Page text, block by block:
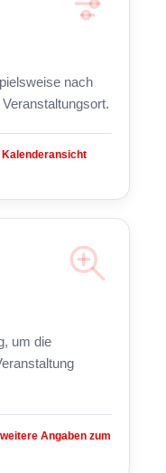
nach
um die
Angaben zum